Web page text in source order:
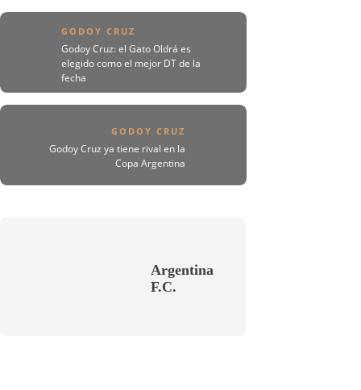
GODOY CRUZ
Godoy Cruz: el Gato Oldrá es
elegido como el mejor DT de la
fecha
GODOY CRUZ
Godoy Cruz ya tiene rival en la
Copa Argentina
Argentina
F.C.